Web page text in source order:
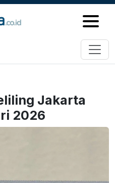
Jakarta
2026